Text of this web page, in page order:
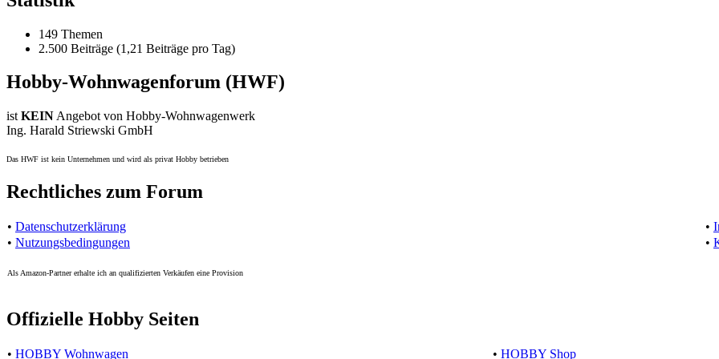
149 Themen
2.500 Beiträge (1,21 Beiträge pro Tag)
Hobby-Wohnwagenforum (HWF)
ist KEIN Angebot von Hobby-Wohnwagenwerk
Ing. Harald Striewski GmbH
Das HWF ist kein Unternehmen und wird als privat Hobby betrieben
Rechtliches zum Forum
• Datenschutzerklärung •
• Nutzungsbedingungen •
Als Amazon-Partner erhalte ich an qualifizierten Verkäufen eine Provision
Offizielle Hobby Seiten
• HOBBY Wohnwagen • HOBBY Shop